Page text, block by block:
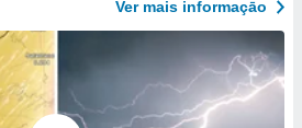
Ver mais informaçāo